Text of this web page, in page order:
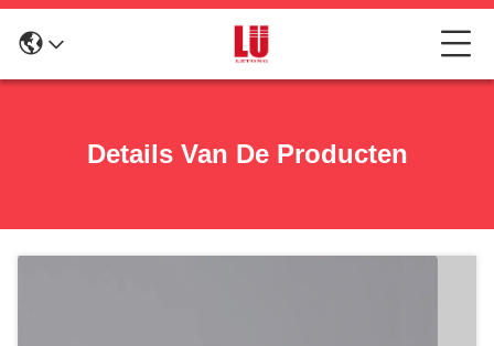
Details Van De Producten